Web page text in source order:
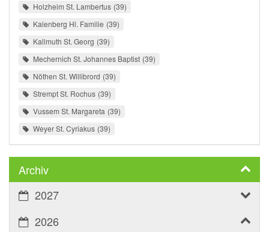
Holzheim St. Lambertus 39
Kalenberg Hl. Familie 39
Kallmuth St. Georg 39
Mechernich St. Johannes Baptist 39
Nöthen St. Willibrord 39
Strempt St. Rochus 39
Vussem St. Margareta 39
Weyer St. Cyriakus 39
Archiv
2027
2026